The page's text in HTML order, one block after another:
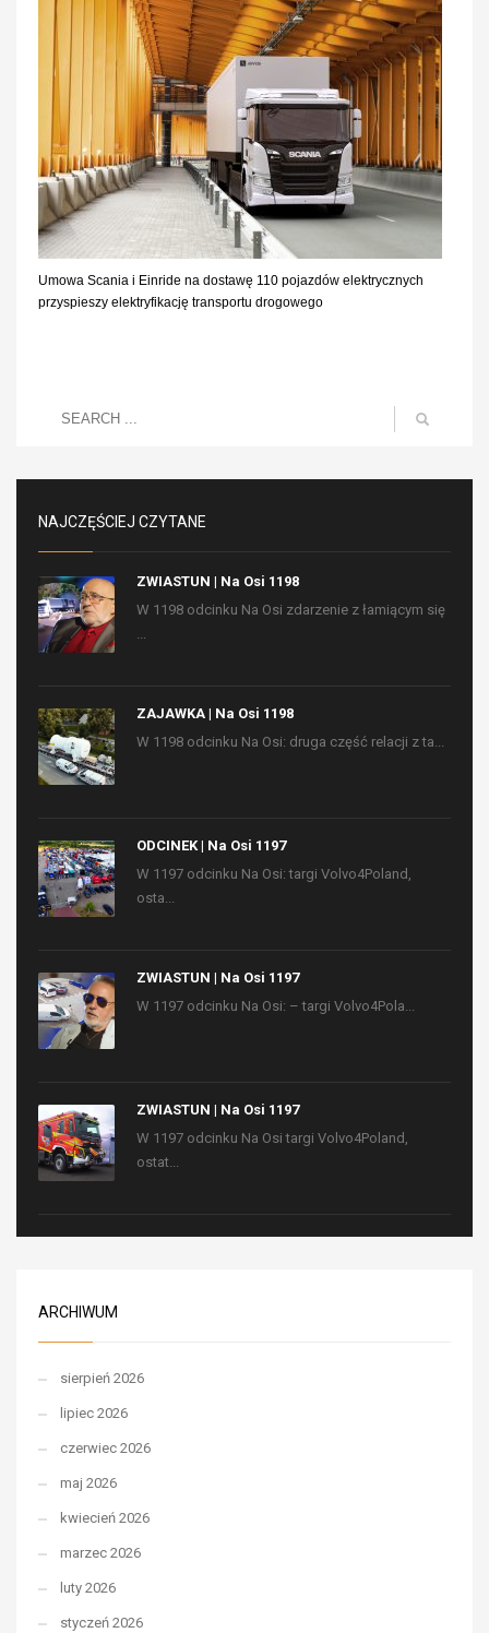
Umowa Scania i Einride na dostawę 110 pojazdów elektrycznych
przyspieszy elektryfikację transportu drogowego
NAJCZĘŚCIEJ CZYTANE
ZWIASTUN | Na Osi 1198
W 1198 odcinku Na Osi zdarzenie z łamiącym się
...
ZAJAWKA | Na Osi 1198
W 1198 odcinku Na Osi: druga część relacji z ta...
ODCINEK | Na Osi 1197
W 1197 odcinku Na Osi: targi Volvo4Poland,
osta...
ZWIASTUN | Na Osi 1197
W 1197 odcinku Na Osi: – targi Volvo4Pola...
ZWIASTUN | Na Osi 1197
W 1197 odcinku Na Osi targi Volvo4Poland,
ostat...
ARCHIWUM
sierpień 2026
lipiec 2026
czerwiec 2026
maj 2026
kwiecień 2026
marzec 2026
luty 2026
styczeń 2026